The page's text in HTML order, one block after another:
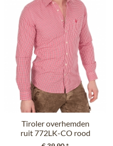
Tiroler overhemden
ruit 772LK-CO rood
(Slim Fit)